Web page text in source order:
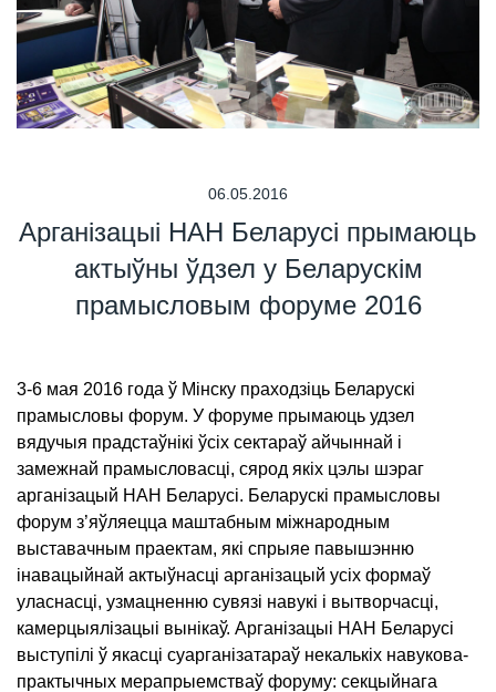
06.05.2016
Арганізацыі НАН Беларусі прымаюць
актыўны ўдзел у Беларускім
прамысловым форуме 2016
3-6 мая 2016 года ў Мінску праходзіць Беларускі
прамысловы форум. У форуме прымаюць удзел
вядучыя прадстаўнікі ўсіх сектараў айчыннай і
замежнай прамысловасці, сярод якіх цэлы шэраг
арганізацый НАН Беларусі. Беларускі прамысловы
форум з’яўляецца маштабным міжнародным
выставачным праектам, які спрыяе павышэнню
інавацыйнай актыўнасці арганізацый усіх формаў
уласнасці, узмацненню сувязі навукі і вытворчасці,
камерцыялізацыі вынікаў. Арганізацыі НАН Беларусі
выступілі ў якасці суарганізатараў некалькіх навукова-
практычных мерапрыемстваў форуму: секцыйнага